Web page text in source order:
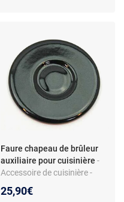
Faure chapeau de brûleur
auxiliaire pour cuisinière -
Accessoire de cuisinière -
- Compatible Faure
25,90€